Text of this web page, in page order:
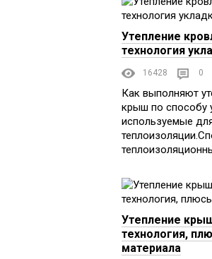
Утепление
технология
16428 0
Как выполняют
крыш по способу
используемые
Утепление
технология,
материала